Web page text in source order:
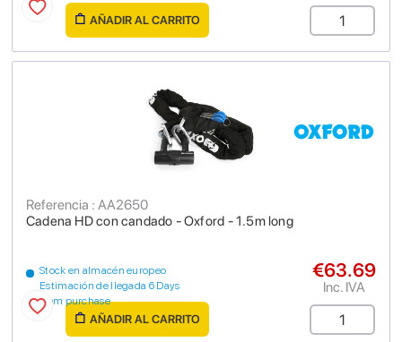
AÑADIR AL CARRITO
Cadena HD con candado - Oxford - 1.5m long
Referencia : AA2650
Stock en almacén europeo
Estimación de llegada 6 Days
from purchase
€63.69
Inc. IVA
AÑADIR AL CARRITO